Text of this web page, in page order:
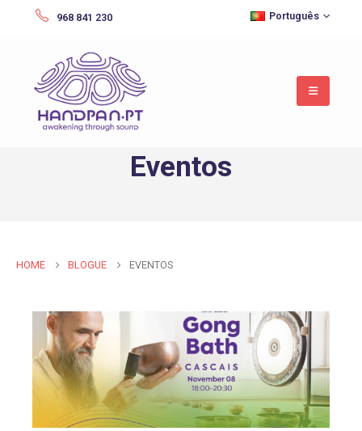
968 841 230 Português
Eventos
HOME BLOGUE EVENTOS